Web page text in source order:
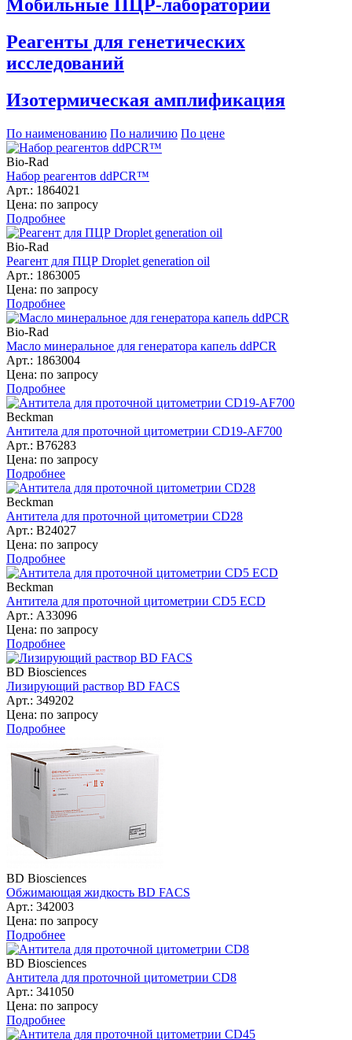
Мобильные ПЦР-лаборатории
Реагенты для генетических
исследований
Изотермическая амплификация
По наименованию По наличию По цене
Bio-Rad
Набор реагентов ddPCR™
Арт.: 1864021
Цена: по запросу
Подробнее
Bio-Rad
Реагент для ПЦР Droplet generation oil
Арт.: 1863005
Цена: по запросу
Подробнее
Bio-Rad
Масло минеральное для генератора капель ddPCR
Арт.: 1863004
Цена: по запросу
Подробнее
Beckman
Антитела для проточной цитометрии CD19-AF700
Арт.: B76283
Цена: по запросу
Подробнее
Beckman
Антитела для проточной цитометрии CD28
Арт.: B24027
Цена: по запросу
Подробнее
Beckman
Антитела для проточной цитометрии CD5 ECD
Арт.: A33096
Цена: по запросу
Подробнее
BD Biosciences
Лизирующий раствор BD FACS
Арт.: 349202
Цена: по запросу
Подробнее
BD Biosciences
Обжимающая жидкость BD FACS
Арт.: 342003
Цена: по запросу
Подробнее
BD Biosciences
Антитела для проточной цитометрии CD8
Арт.: 341050
Цена: по запросу
Подробнее